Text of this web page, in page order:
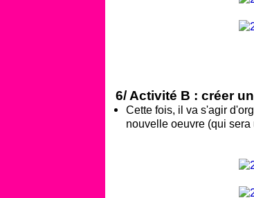
6/ Activité B : créer
Cette fois, il va s'agir
nouvelle oeuvre (qui